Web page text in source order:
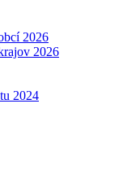
2026
2026
2024